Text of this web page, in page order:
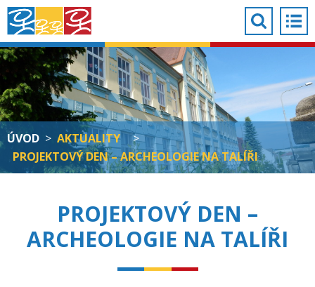
ÚVOD > AKTUALITY
>
PROJEKTOVÝ DEN – ARCHEOLOGIE NA TALÍŘI
PROJEKTOVÝ DEN –
ARCHEOLOGIE NA TALÍŘI